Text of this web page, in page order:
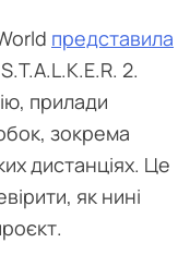
представила
2.
прилади
зокрема
дистанціях. Це
як нині